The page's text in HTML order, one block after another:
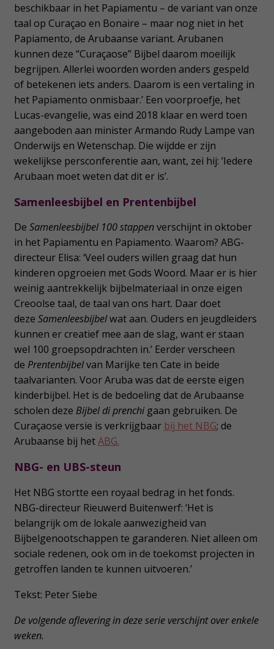
beschikbaar in het Papiamentu – de variant van onze
taal op Curaçao en Bonaire – maar nog niet in het
Papiamento, de Arubaanse variant. Arubanen
kunnen deze “Curaçaose” Bijbel daarom moeilijk
begrijpen. Allerlei woorden worden anders gespeld
of betekenen iets anders. Daarom is een vertaling in
het Papiamento onmisbaar.’ Een voorproefje, het
Lucas-evangelie, was eind 2018 klaar en werd toen
aangeboden aan minister Armando Rudy Lampe van
Onderwijs en Wetenschap. Die wijdde er zijn
wekelijkse persconferentie aan, want, zei hij: ’Iedere
Arubaan moet weten dat dit er is’.
Samenleesbijbel en Prentenbijbel
De Samenleesbijbel 100 stappenverschijnt in oktober
in het Papiamentu en Papiamento. Waarom? ABG-
directeur Elisa: ‘Veel ouders willen graag dat hun
kinderen opgroeien met Gods Woord. Maar er is hier
weinig aantrekkelijk bijbelmateriaal in onze eigen
Creoolse taal, de taal van ons hart. Daar doet
deze Samenleesbijbelwat aan. Ouders en jeugdleiders
kunnen er creatief mee aan de slag, want er staan
wel 100 groepsopdrachten in.’ Eerder verscheen
de Prentenbijbelvan Marijke ten Cate in beide
taalvarianten. Voor Aruba was dat de eerste eigen
kinderbijbel. Het is de bedoeling dat de Arubaanse
scholen deze Bijbel di prenchigaan gebruiken. De
Curaçaose versie is verkrijgbaar bij het NBG; de
Arubaanse bij hetABG.
NBG- en UBS-steun
Het NBG stortte een royaal bedrag in het fonds.
NBG-directeur Rieuwerd Buitenwerf: ‘Het is
belangrijk om de lokale aanwezigheid van
Bijbelgenootschappen te garanderen. Niet alleen om
sociale redenen, ook om in de toekomst projecten in
getroffen landen te kunnen uitvoeren.’
Tekst: Peter Siebe
De volgende aflevering in deze serie verschijnt over enkele
weken.